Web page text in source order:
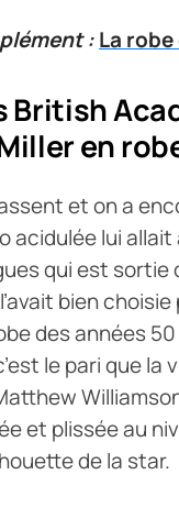
:La
British
en
et on a
acidulée lui allait
qui est
bien
des années
le pari que
et plissée au
de la star.